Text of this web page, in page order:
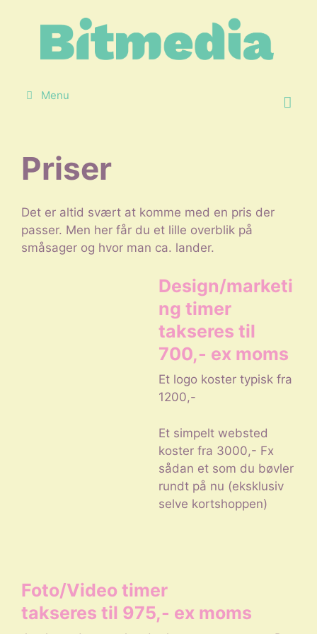
Menu
Priser
Det er altid svært at komme med en pris der
passer. Men her får du et lille overblik på
småsager og hvor man ca. lander.
Design/marketi
ng timer
takseres til
700,- ex moms
Et logo koster typisk fra
1200,-
Et simpelt websted
koster fra 3000,- Fx
sådan et som du bøvler
rundt på nu (eksklusiv
selve kortshoppen)
Foto/Video timer
takseres til 975,- ex moms